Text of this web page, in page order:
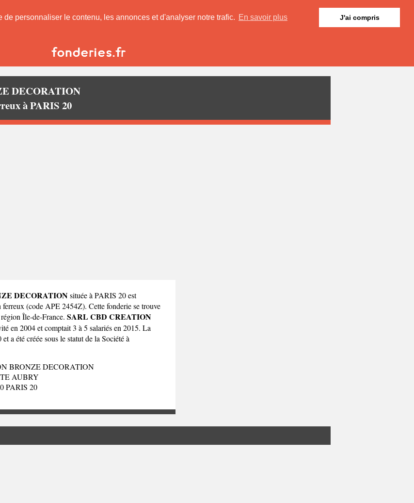
personnaliser le contenu, les annonces et d'analyser notre trafic. En savoir plus J'ai compris
DECORATION
à PARIS 20
DECORATIONsituée à PARIS 20 est
(code APE 2454Z). Cette fonderie se trouve
région Île-de-France. SARL CBD CREATION
en 2004 et comptait 3 à 5 salariés en 2015. La
a été créée sous le statut de la Société à
BRONZE DECORATION
AUBRY
PARIS 20